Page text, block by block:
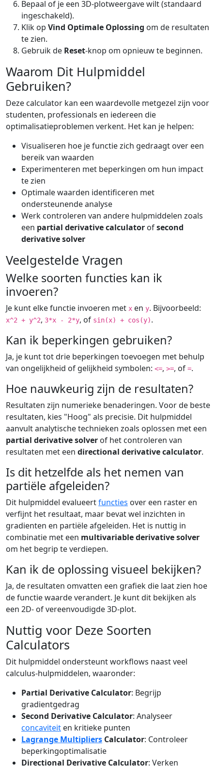
Bepaal of je een 3D-plotweergave wilt (standaard
ingeschakeld).
Klik op Vind Optimale Oplossing om de resultaten
te zien.
Gebruik de Reset-knop om opnieuw te beginnen.
Waarom Dit Hulpmiddel
Gebruiken?
Deze calculator kan een waardevolle metgezel zijn voor
studenten, professionals en iedereen die
optimalisatieproblemen verkent. Het kan je helpen:
Visualiseren hoe je functie zich gedraagt over een
bereik van waarden
Experimenteren met beperkingen om hun impact
te zien
Optimale waarden identificeren met
ondersteunende analyse
Werk controleren van andere hulpmiddelen zoals
een partial derivative calculator ofsecond
derivative solver
Veelgestelde Vragen
Welke soorten functies kan ik
invoeren?
Je kunt elke functie invoeren met x en y. Bijvoorbeeld:
x^2 + y^2, 3*x - 2*y, of sin(x) + cos(y).
Kan ik beperkingen gebruiken?
Ja, je kunt tot drie beperkingen toevoegen met behulp
van ongelijkheid of gelijkheid symbolen: <=, >=, of =.
Hoe nauwkeurig zijn de resultaten?
Resultaten zijn numerieke benaderingen. Voor de beste
resultaten, kies "Hoog" als precisie. Dit hulpmiddel
aanvult analytische technieken zoals oplossen met een
partial derivative solver of het controleren van
resultaten met een directional derivative calculator.
Is dit hetzelfde als het nemen van
partiële afgeleiden?
Dit hulpmiddel evalueertfuncties over een raster en
verfijnt het resultaat, maar bevat wel inzichten in
gradienten en partiële afgeleiden. Het is nuttig in
combinatie met een multivariable derivative solver
om het begrip te verdiepen.
Kan ik de oplossing visueel bekijken?
Ja, de resultaten omvatten een grafiek die laat zien hoe
de functie waarde verandert. Je kunt dit bekijken als
een 2D- of vereenvoudigde 3D-plot.
Nuttig voor Deze Soorten
Calculators
Dit hulpmiddel ondersteunt workflows naast veel
calculus-hulpmiddelen, waaronder:
Partial Derivative Calculator: Begrijp
gradientgedrag
Second Derivative Calculator: Analyseer
concaviteit en kritieke punten
Lagrange Multipliers Calculator: Controleer
beperkingoptimalisatie
Directional Derivative Calculator: Verken